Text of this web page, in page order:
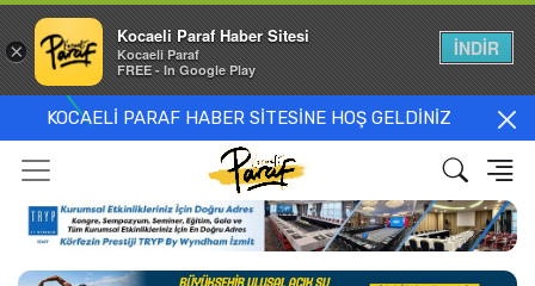
KOCAELİ PARAF HABER SİTESİNE HOŞ GELDİNİZ
×
Kocaeli Paraf Haber Sitesi
Kocaeli Paraf
FREE - In Google Play
İNDİR